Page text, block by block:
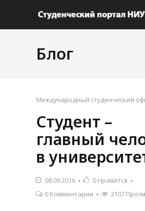
Блог
Международный студенческий
Студент –
главный
в
08.09.2016 0 Нравится
0 Комментарии
2107